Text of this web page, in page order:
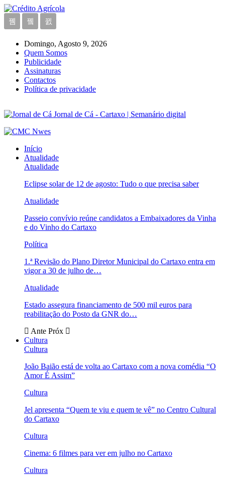
Domingo, Agosto 9, 2026
Quem Somos
Publicidade
Assinaturas
Contactos
Política de privacidade
Jornal de Cá - Cartaxo | Semanário digital
Início
Atualidade
Atualidade
Eclipse solar de 12 de agosto: Tudo o que precisa saber
Atualidade
Passeio convívio reúne candidatos a Embaixadores da Vinha
e do Vinho do Cartaxo
Política
1.ª Revisão do Plano Diretor Municipal do Cartaxo entra em
vigor a 30 de julho de…
Atualidade
Estado assegura financiamento de 500 mil euros para
reabilitação do Posto da GNR do…
Ante Próx
Cultura
Cultura
João Baião está de volta ao Cartaxo com a nova comédia “O
Amor É Assim”
Cultura
Jel apresenta “Quem te viu e quem te vê” no Centro Cultural
do Cartaxo
Cultura
Cinema: 6 filmes para ver em julho no Cartaxo
Cultura